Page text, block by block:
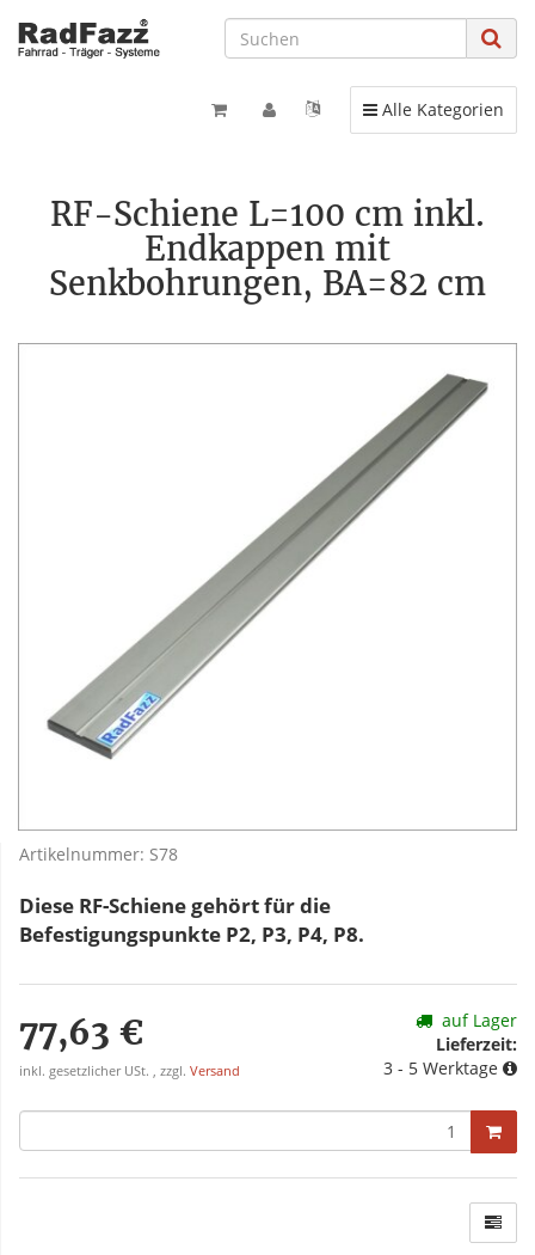
Toggle navigation
Alle Kategorien
RF-Schiene L=100 cm inkl.
Endkappen mit
Senkbohrungen, BA=82 cm
Artikelnummer: S78
Diese RF-Schiene gehört für die
Befestigungspunkte P2, P3, P4, P8.
77,63 €
inkl. gesetzlicher USt. , zzgl. Versand
auf Lager
Lieferzeit:
3 - 5 Werktage